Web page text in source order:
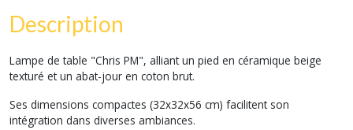
Description
Lampe de table "Chris PM", alliant un pied en céramique beige
texturé et un abat-jour en coton brut.
Ses dimensions compactes (32x32x56 cm) facilitent son
intégration dans diverses ambiances.